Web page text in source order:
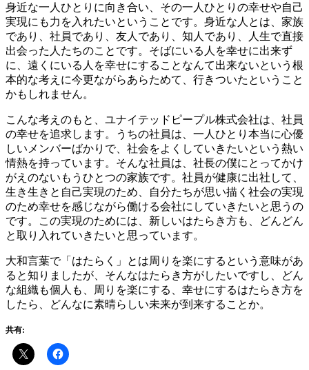
身近な一人ひとりに向き合い、その一人ひとりの幸せや自己
実現にも力を入れたいということです。身近な人とは、家族
であり、社員であり、友人であり、知人であり、人生で直接
出会った人たちのことです。そばにいる人を幸せに出来ず
に、遠くにいる人を幸せにすることなんて出来ないという根
本的な考えに今更ながらあらためて、行きついたということ
かもしれません。
こんな考えのもと、ユナイテッドピープル株式会社は、社員
の幸せを追求します。うちの社員は、一人ひとり本当に心優
しいメンバーばかりで、社会をよくしていきたいという熱い
情熱を持っています。そんな社員は、社長の僕にとってかけ
がえのないもうひとつの家族です。社員が健康に出社して、
生き生きと自己実現のため、自分たちが思い描く社会の実現
のため幸せを感じながら働ける会社にしていきたいと思うの
です。この実現のためには、新しいはたらき方も、どんどん
と取り入れていきたいと思っています。
大和言葉で「はたらく」とは周りを楽にするという意味があ
ると知りましたが、そんなはたらき方がしたいですし、どん
な組織も個人も、周りを楽にする、幸せにするはたらき方を
したら、どんなに素晴らしい未来が到来することか。
共有: